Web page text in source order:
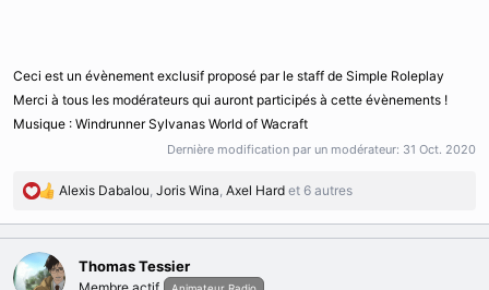
Ceci est un évènement exclusif proposé par le staff de Simple Roleplay
Merci à tous les modérateurs qui auront participés à cette évènements !
Musique : Windrunner Sylvanas World of Wacraft
Dernière modification par un modérateur: 31 Oct. 2020
R
a
c
t
Alexis Dabalou, Joris Wina, Axel Hard et 6 autres
Thomas Tessier